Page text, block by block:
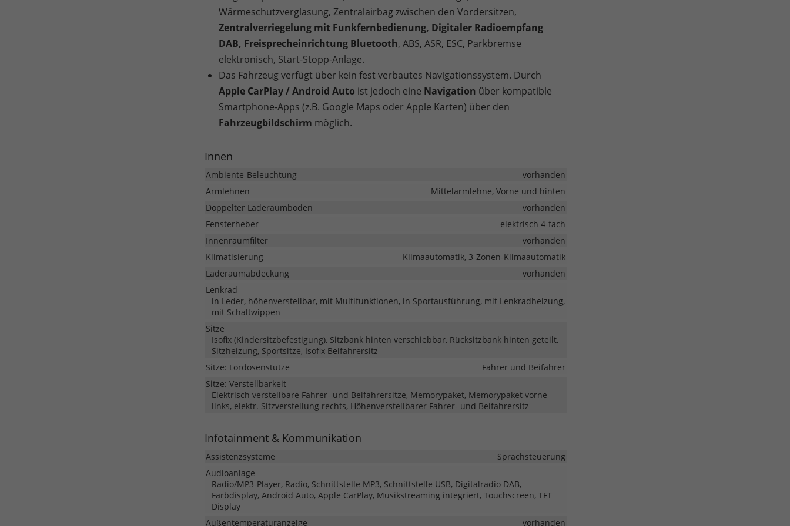
Wärmeschutzverglasung, Zentralairbag zwischen den Vordersitzen,
Zentralverriegelung mit Funkfernbedienung, Digitaler Radioempfang
DAB, Freisprecheinrichtung Bluetooth, ABS, ASR, ESC, Parkbremse
elektronisch, Start-Stopp-Anlage.
Das Fahrzeug verfügt über kein fest verbautes Navigationssystem. Durch
Apple CarPlay / Android Auto ist jedoch eine Navigation über kompatible
Smartphone-Apps (z.B. Google Maps oder Apple Karten) über den
Fahrzeugbildschirm möglich.
Innen
Ambiente-Beleuchtung
vorhanden
Armlehnen
Mittelarmlehne, Vorne und hinten
Doppelter Laderaumboden
vorhanden
Fensterheber
elektrisch 4-fach
Innenraumfilter
vorhanden
Klimatisierung
Klimaautomatik, 3-Zonen-Klimaautomatik
Laderaumabdeckung
vorhanden
Lenkrad
in Leder, höhenverstellbar, mit Multifunktionen, in Sportausführung, mit Lenkradheizung,
mit Schaltwippen
Sitze
Isofix (Kindersitzbefestigung), Sitzbank hinten verschiebbar, Rücksitzbank hinten geteilt,
Sitzheizung, Sportsitze, Isofix Beifahrersitz
Sitze: Lordosenstütze
Fahrer und Beifahrer
Sitze: Verstellbarkeit
Elektrisch verstellbare Fahrer- und Beifahrersitze, Memorypaket, Memorypaket vorne
links, elektr. Sitzverstellung rechts, Höhenverstellbarer Fahrer- und Beifahrersitz
Infotainment & Kommunikation
Assistenzsysteme
Sprachsteuerung
Audioanlage
Radio/MP3-Player, Radio, Schnittstelle MP3, Schnittstelle USB, Digitalradio DAB,
Farbdisplay, Android Auto, Apple CarPlay, Musikstreaming integriert, Touchscreen, TFT
Display
Außentemperaturanzeige
vorhanden